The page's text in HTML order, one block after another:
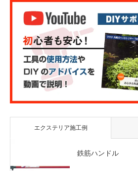
エクステリア施工例
鉄筋ハンドル